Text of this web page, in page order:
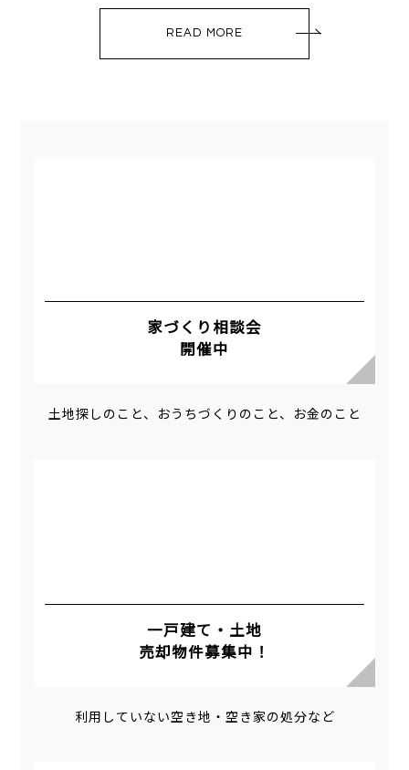
READ MORE
家づくり相談会
開催中
土地探しのこと、おうちづくりのこと、お金のこと
一戸建て・土地
売却物件募集中！
利用していない空き地・空き家の処分など